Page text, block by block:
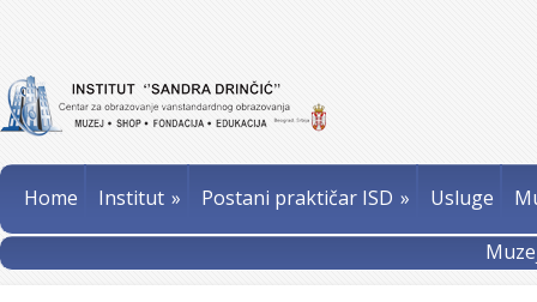
Home Institut » Postani praktičar ISD » Usluge